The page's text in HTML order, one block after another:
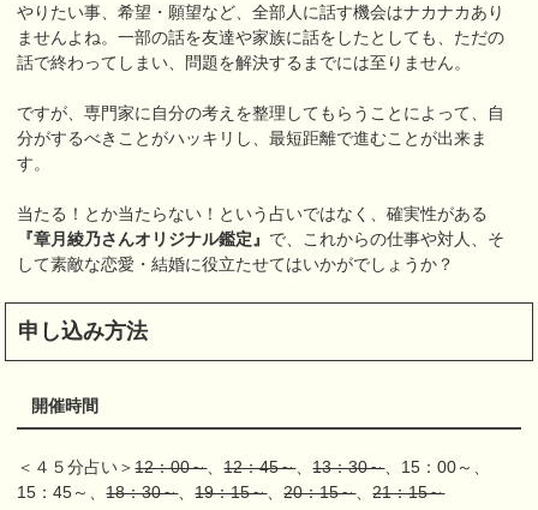
やりたい事、希望・願望など、全部人に話す機会はナカナカあり
ませんよね。一部の話を友達や家族に話をしたとしても、ただの
話で終わってしまい、問題を解決するまでには至りません。
ですが、専門家に自分の考えを整理してもらうことによって、自
分がするべきことがハッキリし、最短距離で進むことが出来ま
す。
当たる！とか当たらない！という占いではなく、確実性がある
『章月綾乃さんオリジナル鑑定』 で、これからの仕事や対人、そ
して素敵な恋愛・結婚に役立たせてはいかがでしょうか？
申し込み方法
開催時間
＜４５分占い＞12：00～、12：45～、13：30～、15：00～、
15：45～、18：30～、19：15～、20：15～、21：15～